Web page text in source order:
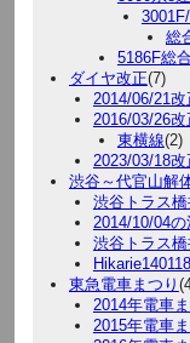
総
5186F総
ダイヤ改正(7)
2014/06/21改
2016/03/26改
東横線(2)
2023/03/18改
渋谷～代官山解
渋谷トラス
2014/10/04の
渋谷トラス
Hikarie140118
東急電車まつり
2014年電車
2015年電車